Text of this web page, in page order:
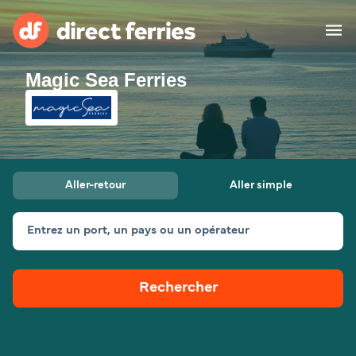
Compagnies de ferry
Pays
Billet de bateau
Traversées et ports
Canada (FR)
Mon Compte
Magic Sea Ferries
Aller-retour Aller simple
Entrez un port, un pays ou un opérateur
Rechercher